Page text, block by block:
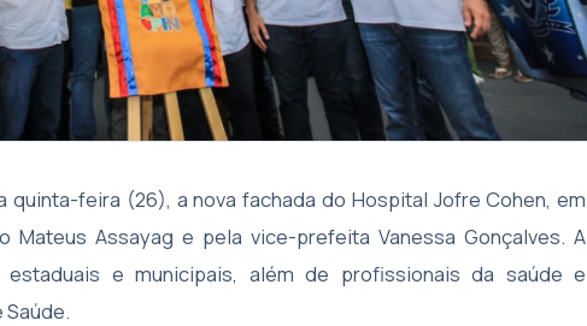
quinta-feira (26), a nova fachada do Hospital Jofre Cohen, em
Assayag e pela vice-prefeita Vanessa Gonçalves. A
estaduais e municipais, além de profissionais da saúde e